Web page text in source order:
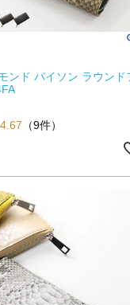
ンド パイソン ラウンド
4.67 （9件）